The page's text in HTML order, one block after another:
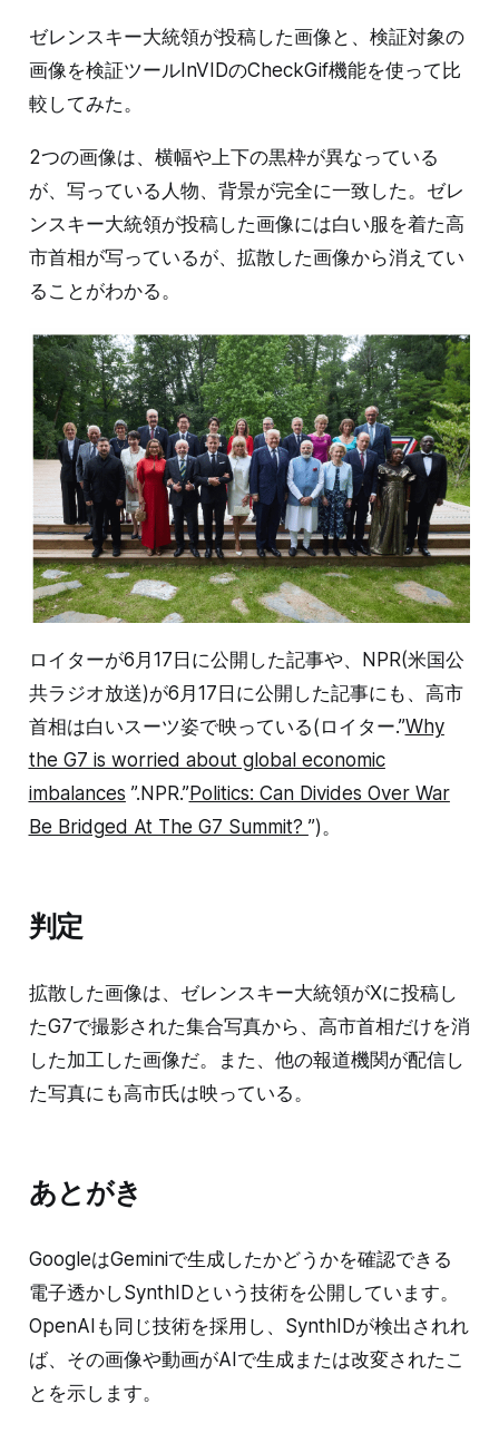
ゼレンスキー大統領が投稿した画像と、検証対象の
画像を検証ツールInVIDのCheckGif機能を使って比
較してみた。
2つの画像は、横幅や上下の黒枠が異なっている
が、写っている人物、背景が完全に一致した。ゼレ
ンスキー大統領が投稿した画像には白い服を着た高
市首相が写っているが、拡散した画像から消えてい
ることがわかる。
ロイターが6月17日に公開した記事や、NPR(米国公
共ラジオ放送)が6月17日に公開した記事にも、高市
首相は白いスーツ姿で映っている(ロイター.”Why
the G7 is worried about global economic
imbalances ”.NPR.”Politics: Can Divides Over War
Be Bridged At The G7 Summit? ”)。
判定
拡散した画像は、ゼレンスキー大統領がXに投稿し
たG7で撮影された集合写真から、高市首相だけを消
した加工した画像だ。また、他の報道機関が配信し
た写真にも高市氏は映っている。
あとがき
GoogleはGeminiで生成したかどうかを確認できる
電子透かしSynthIDという技術を公開しています。
OpenAIも同じ技術を採用し、SynthIDが検出されれ
ば、その画像や動画がAIで生成または改変されたこ
とを示します。